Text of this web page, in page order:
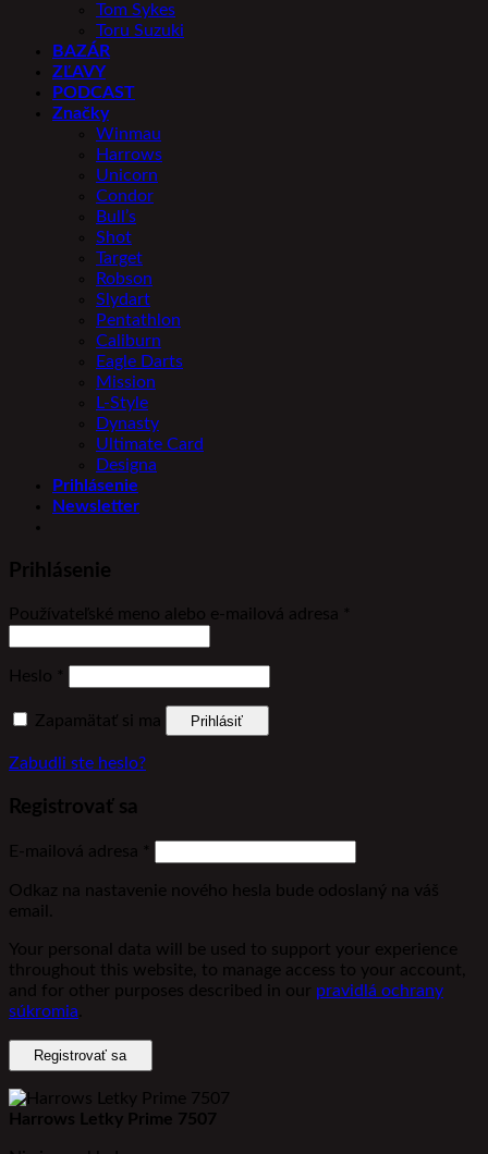
Tom Sykes
Toru Suzuki
BAZÁR
ZĽAVY
PODCAST
Značky
Winmau
Harrows
Unicorn
Condor
Bull’s
Shot
Target
Robson
Slydart
Pentathlon
Caliburn
Eagle Darts
Mission
L-Style
Dynasty
Ultimate Card
Designa
Prihlásenie
Newsletter
Prihlásenie
Používateľské meno alebo e-mailová adresa *
Heslo *
Zapamätať si ma Prihlásiť
Zabudli ste heslo?
Registrovať sa
E-mailová adresa *
Odkaz na nastavenie nového hesla bude odoslaný na váš
email.
Your personal data will be used to support your experience
throughout this website, to manage access to your account,
and for other purposes described in our pravidlá ochrany
súkromia
Registrovať sa
Harrows Letky Prime 7507